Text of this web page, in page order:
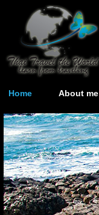
Home About me